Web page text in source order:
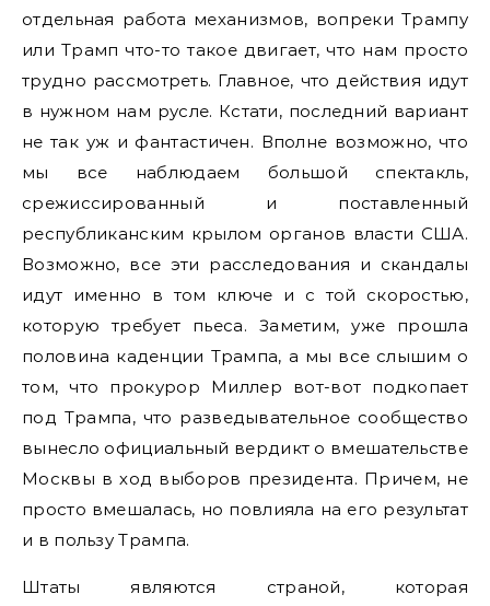
отдельная работа механизмов, вопреки Трампу
или Трамп что-то такое двигает, что нам просто
трудно рассмотреть. Главное, что действия идут
в нужном нам русле. Кстати, последний вариант
не так уж и фантастичен. Вполне возможно, что
мы все наблюдаем большой спектакль,
срежиссированный и поставленный
республиканским крылом органов власти США.
Возможно, все эти расследования и скандалы
идут именно в том ключе и с той скоростью,
которую требует пьеса. Заметим, уже прошла
половина каденции Трампа, а мы все слышим о
том, что прокурор Миллер вот-вот подкопает
под Трампа, что разведывательное сообщество
вынесло официальный вердикт о вмешательстве
Москвы в ход выборов президента. Причем, не
просто вмешалась, но повлияла на его результат
и в пользу Трампа.
Штаты являются страной, которая